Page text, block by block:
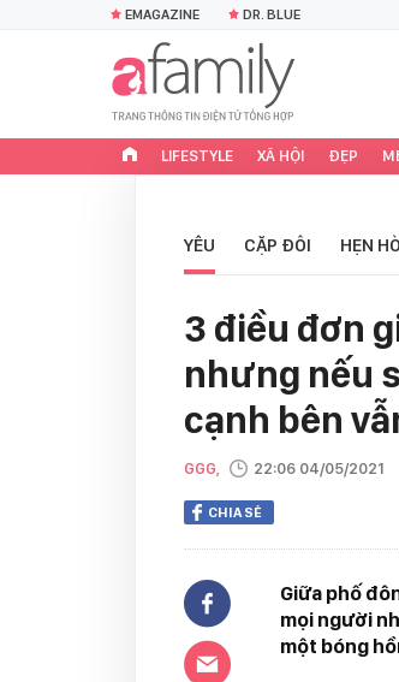
EMAGAZINE DR. BLUE
LIFESTYLE XÃ HỘI ĐẸP
YÊU CẶP ĐÔI HẸN HÒ
3 điều đơn
nhưng nếu
cạnh bên
GGG, 22:06 04/05/2021
CHIA SẺ
Giữa phố
mọi người
một bóng